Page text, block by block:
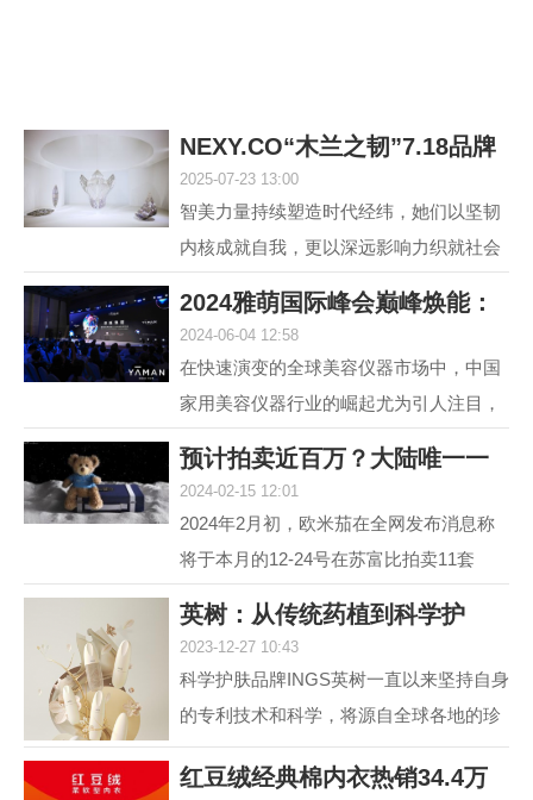
NEXY.CO“木兰之韧”7.18品牌
2025-07-23 13:00
智美力量持续塑造时代经纬，她们以坚韧
内核成就自我，更以深远影响力织就社会
牌NEXY.CO（奈蔻）...
2024雅萌国际峰会巅峰焕能：
2024-06-04 12:58
在快速演变的全球美容仪器市场中，中国
家用美容仪器行业的崛起尤为引人注目，
到快速增长的转变，...
预计拍卖近百万？大陆唯一一
2024-02-15 12:01
2024年2月初，欧米茄在全网发布消息称
将于本月的12-24号在苏富比拍卖11套
腕表手提箱套装。但是截...
英树：从传统药植到科学护
2023-12-27 10:43
科学护肤品牌INGS英树一直以来坚持自身
的专利技术和科学，将源自全球各地的珍
贵自然原料，转化为安全高效的护肤配
方，不断解锁肌肤自身...
红豆绒经典棉内衣热销34.4万